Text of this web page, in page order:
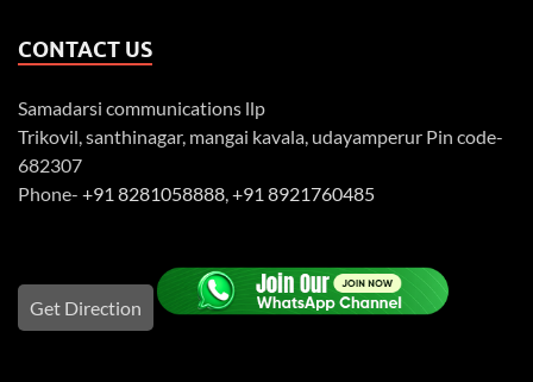
CONTACT US
Samadarsi communications llp
Trikovil, santhinagar, mangai kavala, udayamperur Pin code-
682307
Phone- +91 8281058888 +91 8921760485
Get Direction